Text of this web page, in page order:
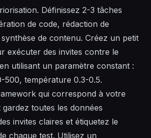
Définissez 2-3 tâches
de code, rédaction de
de contenu. Créez un petit
exécuter des invites contre le
utilisant un paramètre constant :
500, température 0.3-0.5.
qui correspond à votre
toutes les données
invites claires et étiquetez le
chaque test. Utilisez un